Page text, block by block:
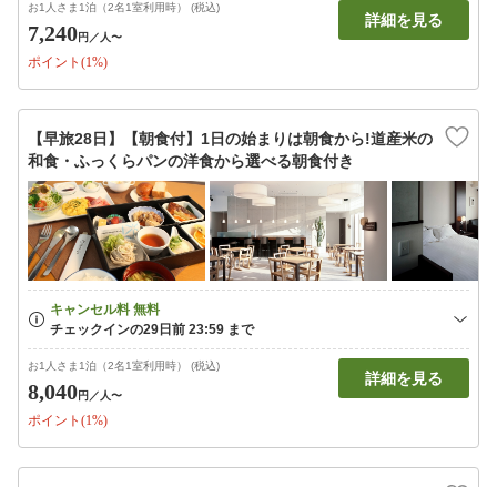
お1人さま1泊（2名1室利用時） (税込)
7,240円 ／人〜
ポイント(1%)
詳細を見る
【早旅28日】【朝食付】1日の始まりは朝食から!道産米の
和食・ふっくらパンの洋食から選べる朝食付き
お1人さま1泊（2名1室利用時） (税込)
8,040円 ／人〜
ポイント(1%)
詳細を見る